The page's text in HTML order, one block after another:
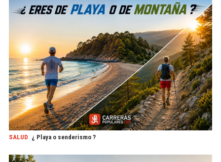
SALUD ¿ Playa o senderismo ?